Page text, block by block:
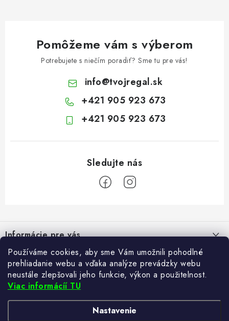
Používáme cookies, aby sme Vám umožnili pohodlné
prehliadanie webu a vďaka analýze prevádzky webu
neustále zlepšovali jeho funkcie, výkon a použitelnost.
Viac informácíí TU
Nastavenie
Pomôžeme vám s výberom
Potrebujete s niečím poradiť? Sme tu pre vás!
info@tvojregal.sk
+421 905 923 673
+421 905 923 673
pInformácie pre vás
Kontakt
Hodnotenie obchodu
Často kladené otázky
Blogy
Ako si vybrať poštovú schránku?
21.5.2024
Zabezpečte si bohatú úrodu. Začnite s prípravou sadeníc
Facebook
TvujRegal.cz Recenzie obchodu